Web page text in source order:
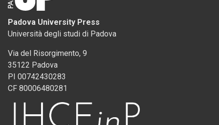
Padova University Press
Università degli studi di Padova
Via del Risorgimento, 9
35122 Padova
PI 00742430283
CF 80006480281